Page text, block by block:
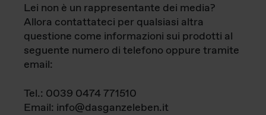
Lei non è un rappresentante dei media?
Allora contattateci per qualsiasi altra
questione come informazioni sui prodotti al
seguente numero di telefono oppure tramite
email:
Tel.: 0039 0474 771510
Email: info@dasganzeleben.it